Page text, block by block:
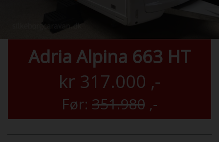
Adria Alpina 663 HT
kr 317.000 ,-
Før: 351.980 ,-